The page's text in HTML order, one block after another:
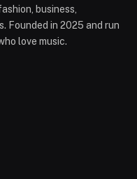
business,
Founded in 2025 and run
love music.